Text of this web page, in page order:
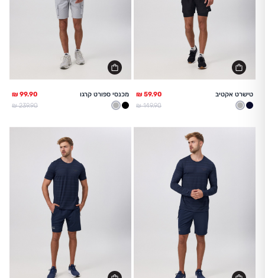
טישרט אקטיב
נייביאפור בהיר
מחיר מלא
149.90 ₪
מכנסי ספורט קרגו
שחוראפור בהיר
מחיר מלא
239.90 ₪